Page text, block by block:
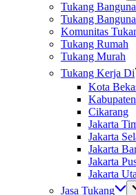
Tukang
Tukang
Komunitas
Tukang Rumah
Tukang Murah
Tukang Kerja Di
Kota
Cikarang
Jakarta
Jakarta
Jakarta
Jakarta
Jakarta
Jasa Tukang